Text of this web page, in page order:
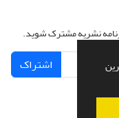
نشریه مشترک شوید.
اشتراک